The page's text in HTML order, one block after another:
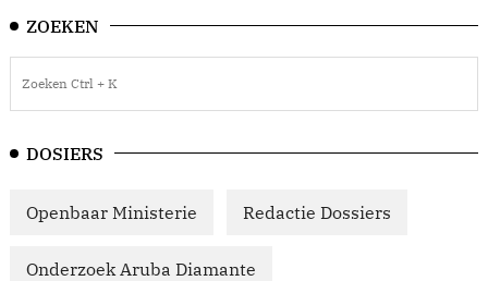
ZOEKEN
DOSIERS
Openbaar Ministerie Redactie Dossiers
Onderzoek Aruba Diamante